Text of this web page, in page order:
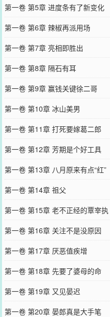
第一卷 第5章 进度条有了新变化
第一卷 第6章 辣椒再派用场
第一卷 第7章 亮相即胜出
第一卷 第8章 隔石有耳
第一卷 第9章 赢钱关键徐二哥
第一卷 第10章 冰山美男
第一卷 第11章 打死要嫁葛二郎
第一卷 第12章 芳期是个好工具
第一卷 第13章 八月原来有点“红”
第一卷 第14章 祖父
第一卷 第15章 老不正经的覃宰执
第一卷 第16章 关注不是没原因
第一卷 第17章 厌恶值疾增
第一卷 第18章 先要了婆母的命
第一卷 第19章 又见晏迟
第一卷 第20章 晏郎真是大手笔